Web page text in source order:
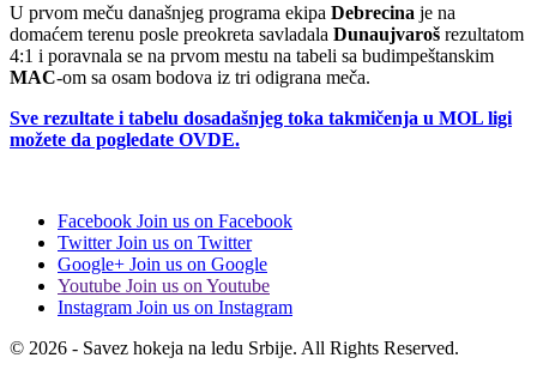
U prvom meču današnjeg programa ekipa Debrecina je na
domaćem terenu posle preokreta savladala Dunaujvaroš rezultatom
4:1 i poravnala se na prvom mestu na tabeli sa budimpeštanskim
MAC-om sa osam bodova iz tri odigrana meča.
Sve rezultate i tabelu dosadašnjeg toka takmičenja u MOL ligi
možete da pogledate OVDE.
Facebook Join us on Facebook
Twitter Join us on Twitter
Google+ Join us on Google
Youtube Join us on Youtube
Instagram Join us on Instagram
© 2026 - Savez hokeja na ledu Srbije. All Rights Reserved.